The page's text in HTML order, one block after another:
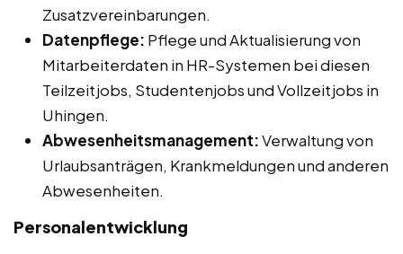
Zusatzvereinbarungen.
Datenpflege: Pflege und Aktualisierung von
Mitarbeiterdaten in HR-Systemen bei diesen
Teilzeitjobs, Studentenjobs und Vollzeitjobs in
Uhingen.
Abwesenheitsmanagement:Verwaltung von
Urlaubsanträgen, Krankmeldungen und anderen
Abwesenheiten.
Personalentwicklung